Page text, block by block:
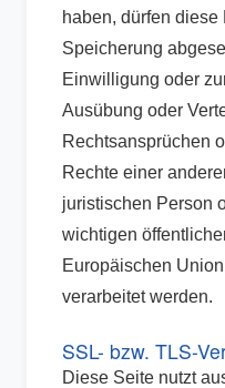
haben, dürfen
Speicherung
Einwilligung oder
Ausübung oder
Rechtsansprüchen
Rechte einer
juristischen Person
wichtigen
Europäischen
verarbeitet werden.
SSL- bzw. TLS-
Diese Seite nutzt